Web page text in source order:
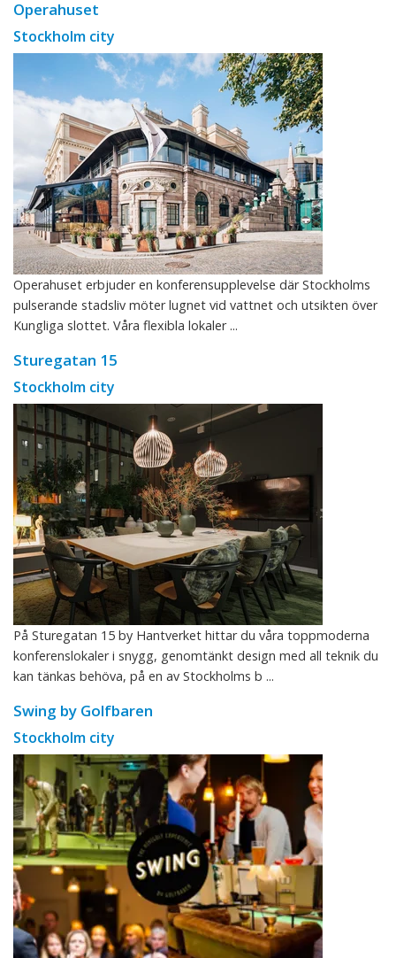
Operahuset
Stockholm city
Operahuset erbjuder en konferensupplevelse där Stockholms
pulserande stadsliv möter lugnet vid vattnet och utsikten över
Kungliga slottet. Våra flexibla lokaler ...
Sturegatan 15
Stockholm city
På Sturegatan 15 by Hantverket hittar du våra toppmoderna
konferenslokaler i snygg, genomtänkt design med all teknik du
kan tänkas behöva, på en av Stockholms b ...
Swing by Golfbaren
Stockholm city